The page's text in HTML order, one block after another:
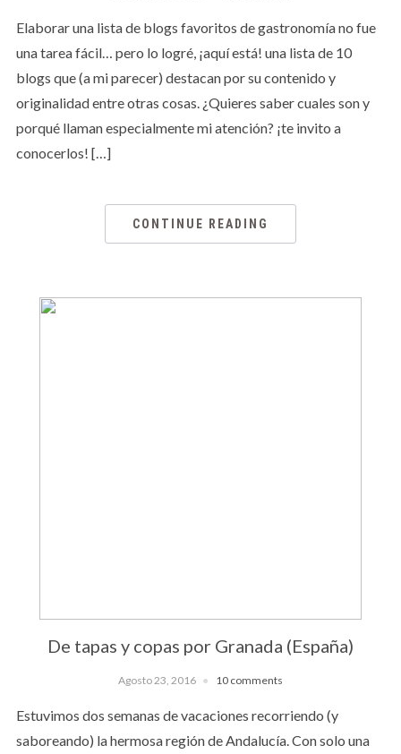
Elaborar una lista de blogs favoritos de gastronomía no fue
una tarea fácil… pero lo logré, ¡aquí está! una lista de 10
blogs que (a mi parecer) destacan por su contenido y
originalidad entre otras cosas. ¿Quieres saber cuales son y
porqué llaman especialmente mi atención? ¡te invito a
conocerlos! […]
CONTINUE READING
De tapas y copas por Granada (España)
Agosto 23, 2016 10 comments
Estuvimos dos semanas de vacaciones recorriendo (y
saboreando) la hermosa región de Andalucía. Con solo una